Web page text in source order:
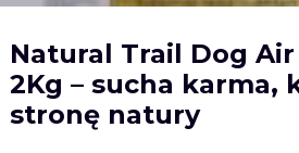
Natural Trail Dog Air
2Kg – sucha karma,
stronę natury